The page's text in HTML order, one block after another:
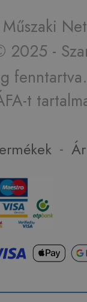
2025 -
fenntartva.
t
-